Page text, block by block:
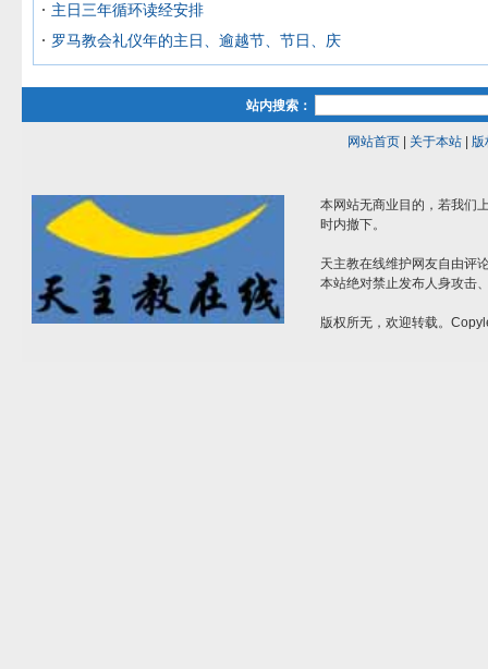
主日三年循环读经安排
罗马教会礼仪年的主日、逾越节、节日、庆
站内搜索：
网站首页| 关于本站| 版
本网站无商业目的，若我们
时内撤下。
天主教在线维护网友自由评
本站绝对禁止发布人身攻击
版权所无，欢迎转载。